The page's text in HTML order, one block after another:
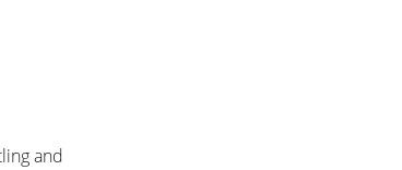
and